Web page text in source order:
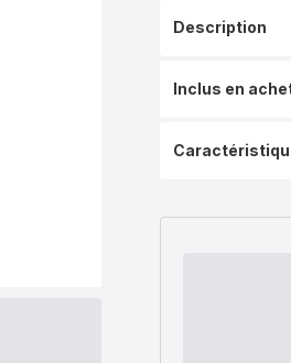
Description
Inclus en